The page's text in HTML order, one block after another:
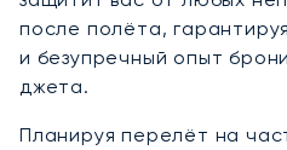
после полёта,
и безупречный опыт
джета.
Планируя перелёт на